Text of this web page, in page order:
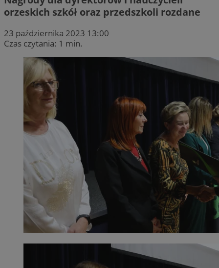
orzeskich szkół oraz przedszkoli rozdane
23 października 2023 13:00
Czas czytania: 1 min.